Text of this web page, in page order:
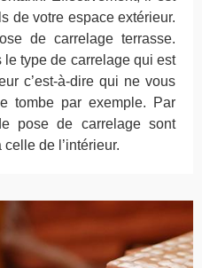
de votre espace extérieur.
de carrelage terrasse.
type de carrelage qui est
c’est-à-dire qui ne vous
tombe par exemple. Par
pose de carrelage sont
de l’intérieur.